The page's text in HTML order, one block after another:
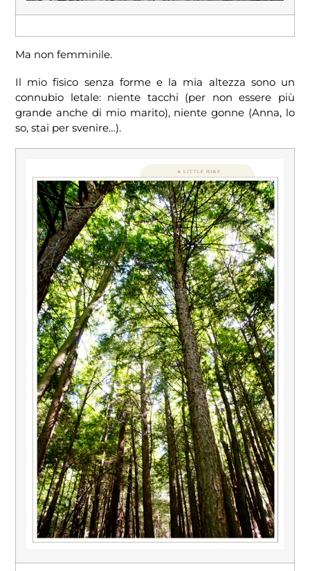
Ma non femminile.
Il mio fisico senza forme e la mia altezza sono un
connubio letale: niente tacchi (per non essere più
grande anche di mio marito), niente gonne (Anna, lo
so, stai per svenire…).